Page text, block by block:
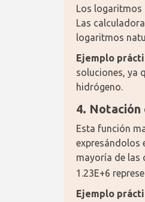
Los logaritmos
Las
logaritmos
Ejemplo
soluciones, ya
hidrógeno.
4.
Esta función
expresándolos
mayoría de las
1.23E+6
Ejemplo